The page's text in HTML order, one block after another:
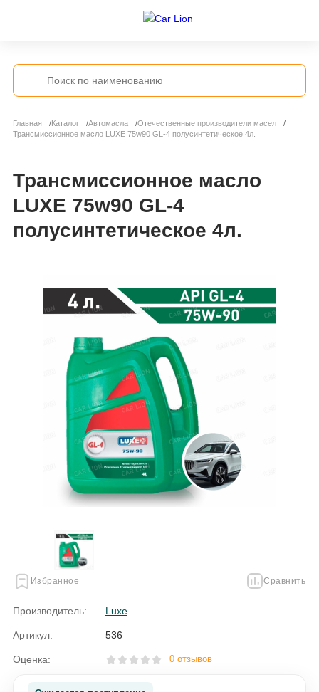
Главная Каталог Автомасла
Отечественные производители масел
Трансмиссионное масло LUXE 75w90 GL-4 полусинтетическое 4л.
Трансмиссионное масло
LUXE 75w90 GL-4
полусинтетическое 4л.
Избранное Сравнить
Производитель: Luxe
Артикул: 536
Оценка: 0 отзывов